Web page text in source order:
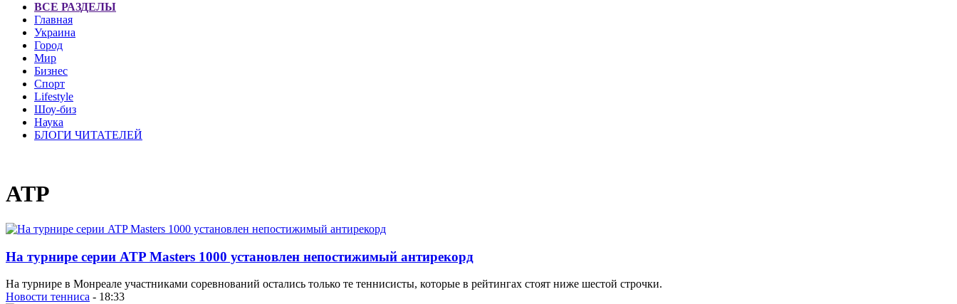
ВСЕ РАЗДЕЛЫ
Главная
Украина
Город
Мир
Бизнес
Спорт
Lifestyle
Шоу-биз
Наука
БЛОГИ ЧИТАТЕЛЕЙ
ATP
На турнире серии ATP Masters 1000 установлен непостижимый антирекорд
На турнире в Монреале участниками соревнований остались только те теннисисты, которые в рейтингах стоят ниже шестой строчки.
Новости тенниса - 18:33